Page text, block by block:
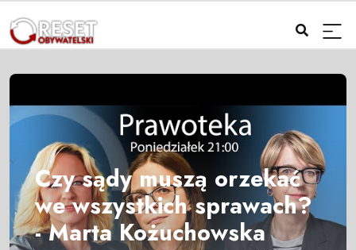
Czy sądy muszą orzekać
we wszystkich sprawach?
- Marta Kożuchowska